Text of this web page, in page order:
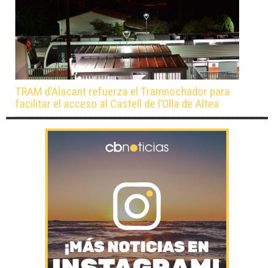
TRAM d’Alacant refuerza el Tramnochador para
facilitar el acceso al Castell de l’Olla de Altea